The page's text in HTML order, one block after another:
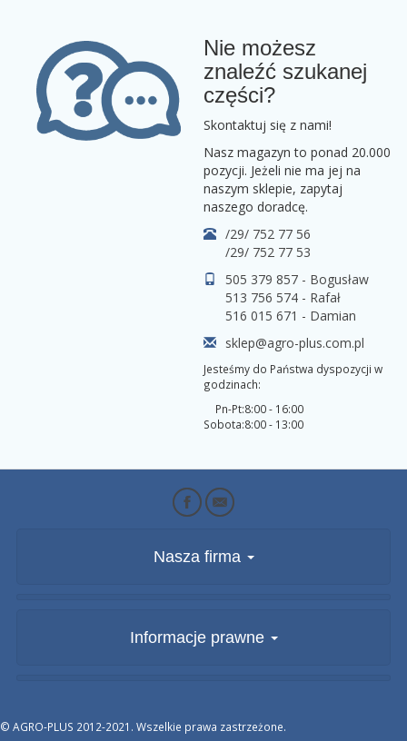
Nie możesz
znaleźć szukanej
części?
Skontaktuj się z nami!
Nasz magazyn to ponad 20.000
pozycji. Jeżeli nie ma jej na
naszym sklepie, zapytaj
naszego doradcę.
/29/ 752 77 56
/29/ 752 77 53
505 379 857 - Bogusław
513 756 574 - Rafał
516 015 671 - Damian
sklep@agro-plus.com.pl
Jesteśmy do Państwa dyspozycji w
godzinach:
Pn-Pt:
Sobota:
8:00 - 16:00
8:00 - 13:00
Nasza firma
Informacje prawne
© AGRO-PLUS 2012-2021. Wszelkie prawa zastrzeżone.